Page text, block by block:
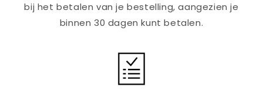
bij het betalen van je bestelling, aangezien je
binnen 30 dagen kunt betalen.